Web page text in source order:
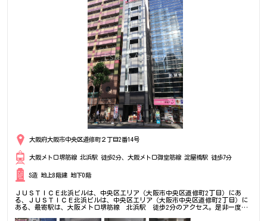
大阪府大阪市中央区道修町２丁目2番14号
大阪メトロ堺筋線 北浜駅 徒歩2分、大阪メトロ御堂筋線 淀屋橋駅 徒歩7分
S造 地上8階建 地下0階
ＪＵＳＴＩＣＥ北浜ビルは、中央区エリア（大阪市中央区道修町2丁目）にあ
る、ＪＵＳＴＩＣＥ北浜ビルは、中央区エリア（大阪市中央区道修町2丁目）に
ある、最寄駅は、大阪メトロ堺筋線 北浜駅 徒歩2分のアクセス。是非一度ご